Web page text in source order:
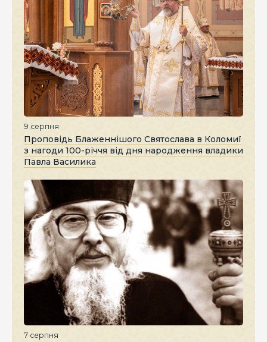
9 серпня
Проповідь Блаженнішого Святослава в Коломиї
з нагоди 100-річчя від дня народження владики
Павла Василика
7 серпня